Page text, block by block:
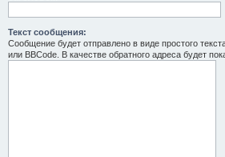
Текст сообщения:
Сообщение будет отправлено в виде простого
или BBCode. В качестве обратного адреса будет